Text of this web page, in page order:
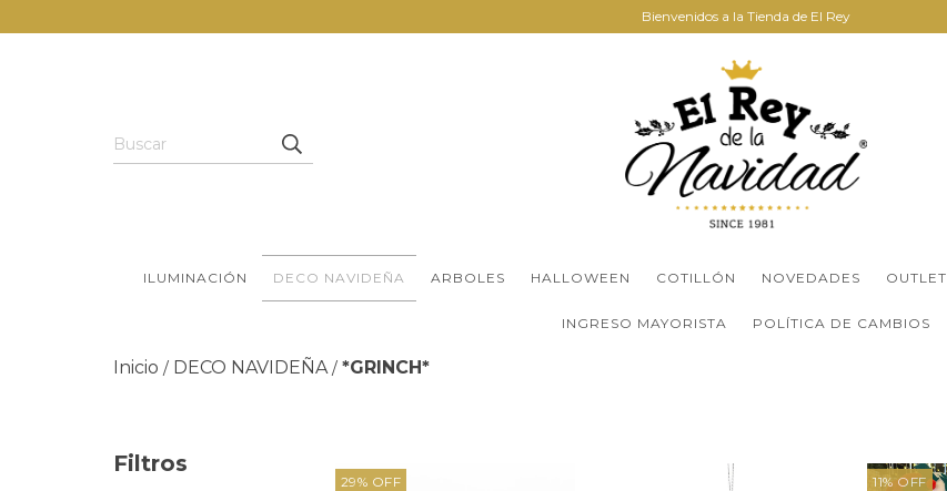
Bienvenidos a la Tienda de El Rey
ILUMINACIÓN DECO NAVIDEÑA ARBOLES HALLOWEEN COTILLÓN NOVEDADES OUTLET
INGRESO MAYORISTA POLÍTICA DE CAMBIOS
Inicio / DECO NAVIDEÑA / *GRINCH*
Filtros
29% OFF 11% OFF